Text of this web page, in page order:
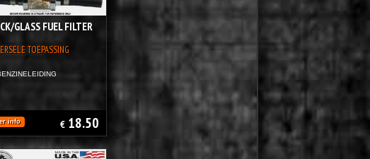
GLASS FUEL FILTER
TOEPASSING
info € 18.50